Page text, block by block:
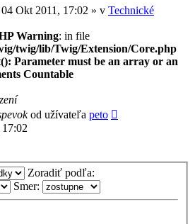
04 Okt 2011, 17:02 » v Technické
Warning: in file
twig/lib/Twig/Extension/Core.php
Parameter must be an array or an
Countable
od užívateľa peto
Zoradiť podľa:
Smer: